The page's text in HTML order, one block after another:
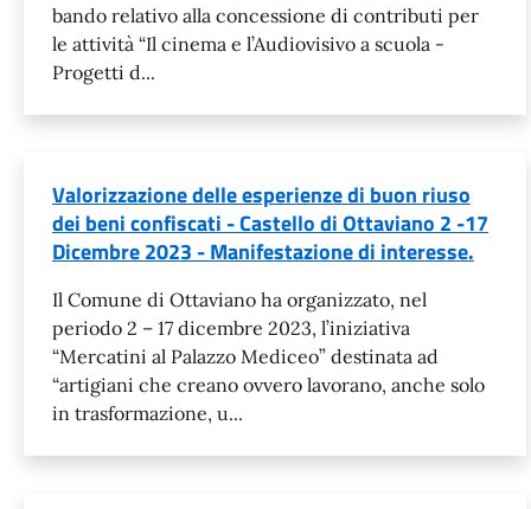
bando relativo alla concessione di contributi per
le attività “Il cinema e l’Audiovisivo a scuola -
Progetti d...
Valorizzazione delle esperienze di buon riuso
dei beni confiscati - Castello di Ottaviano 2 -17
Dicembre 2023 - Manifestazione di interesse.
Il Comune di Ottaviano ha organizzato, nel
periodo 2 – 17 dicembre 2023, l’iniziativa
“Mercatini al Palazzo Mediceo” destinata ad
“artigiani che creano ovvero lavorano, anche solo
in trasformazione, u...